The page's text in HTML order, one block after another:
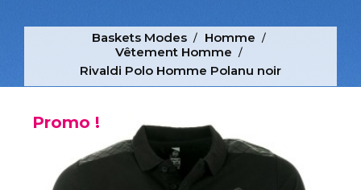
Baskets Modes
Homme
Vêtement Homme
Rivaldi Polo Homme Polanu noir
Promo !